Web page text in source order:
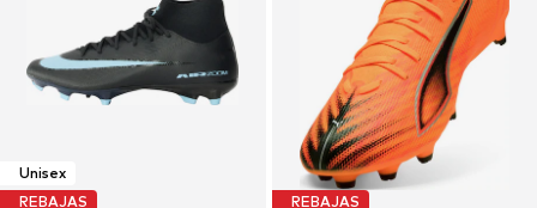
Unisex
REBAJAS
REBAJAS